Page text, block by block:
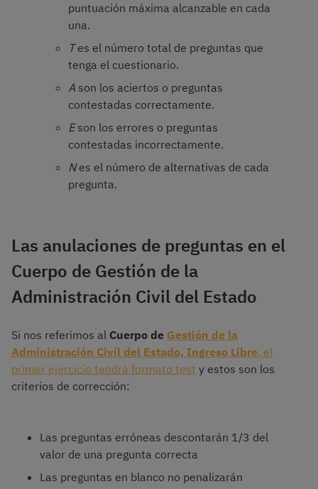
puntuación máxima alcanzable en cada
una.
Tes el número total de preguntas que
tenga el cuestionario.
A son los aciertos o preguntas
contestadas correctamente.
Eson los errores o preguntas
contestadas incorrectamente.
Nes el número de alternativas de cada
pregunta.
Las anulaciones de preguntas en el
Cuerpo de Gestión de la
Administración Civil del Estado
Si nos referimos al Cuerpo de Gestión de la
Administración Civil del Estado, Ingreso Libre, el
primer ejercicio tendrá formato test y estos son los
criterios de corrección:
Las preguntas erróneas descontarán 1/3 del
valor de una pregunta correcta
Las preguntas en blanco no penalizarán